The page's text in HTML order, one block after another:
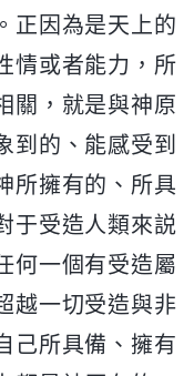
正因為是天上的
情或者能力，所
關，就是與神原
到的、能感受到
所擁有的、所具
于受造人類來説
何一個有受造屬
越一切受造與非
己所具備、擁有